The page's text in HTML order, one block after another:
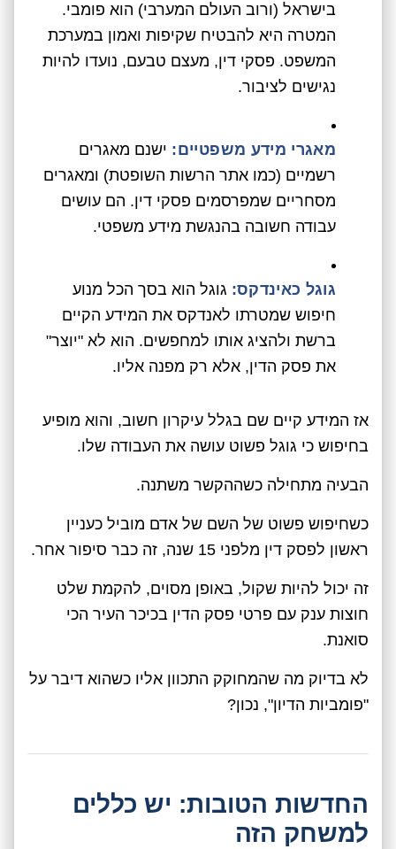
בישראל (ורוב העולם המערבי) הוא פומבי.
המטרה היא להבטיח שקיפות ואמון במערכת
המשפט. פסקי דין, מעצם טבעם, נועדו להיות
נגישים לציבור.
מאגרי מידע משפטיים: ישנם מאגרים
רשמיים (כמו אתר הרשות השופטת) ומאגרים
מסחריים שמפרסמים פסקי דין. הם עושים
עבודה חשובה בהנגשת מידע משפטי.
גוגל כאינדקס: גוגל הוא בסך הכל מנוע
חיפוש שמטרתו לאנדקס את המידע הקיים
ברשת ולהציג אותו למחפשים. הוא לא "יוצר"
את פסק הדין, אלא רק מפנה אליו.
אז המידע קיים שם בגלל עיקרון חשוב, והוא מופיע
בחיפוש כי גוגל פשוט עושה את העבודה שלו.
הבעיה מתחילה כשההקשר משתנה.
כשחיפוש פשוט של השם של אדם מוביל כעניין
ראשון לפסק דין מלפני 15 שנה, זה כבר סיפור אחר.
זה יכול להיות שקול, באופן מסוים, להקמת שלט
חוצות ענק עם פרטי פסק הדין בכיכר העיר הכי
סואנת.
לא בדיוק מה שהמחוקק התכוון אליו כשהוא דיבר על
"פומביות הדיון", נכון?
החדשות הטובות: יש כללים
למשחק הזה